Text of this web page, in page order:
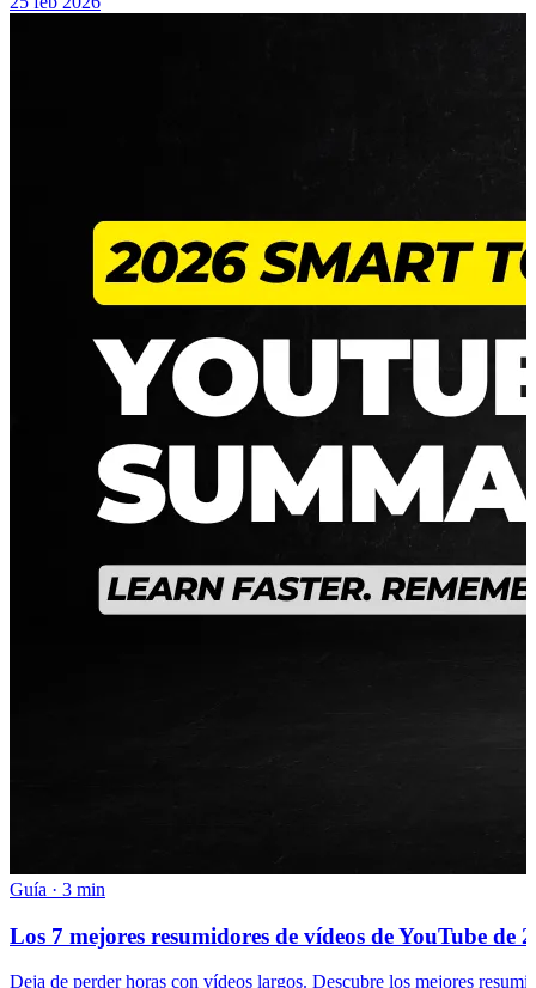
Guía · 3 min
Los 7 mejores resumidores de vídeos de YouTube de
Deja de perder horas con vídeos largos. Descubre los mejores